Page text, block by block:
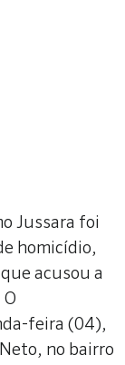
Jussara foi
homicídio,
acusou a
feira (04),
no bairro